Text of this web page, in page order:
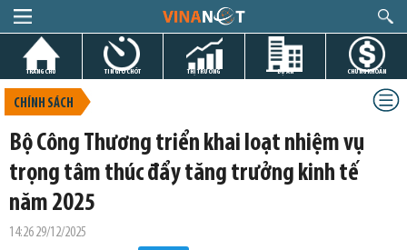
TRANG CHỦ TIN GIỜ CHÓT THỊ TRƯỜNG DỰ ÁN CHỨNG KHOÁN
CHÍNH SÁCH
Bộ Công Thương triển khai loạt nhiệm vụ
trọng tâm thúc đẩy tăng trưởng kinh tế
năm 2025
14:26 29/12/2025